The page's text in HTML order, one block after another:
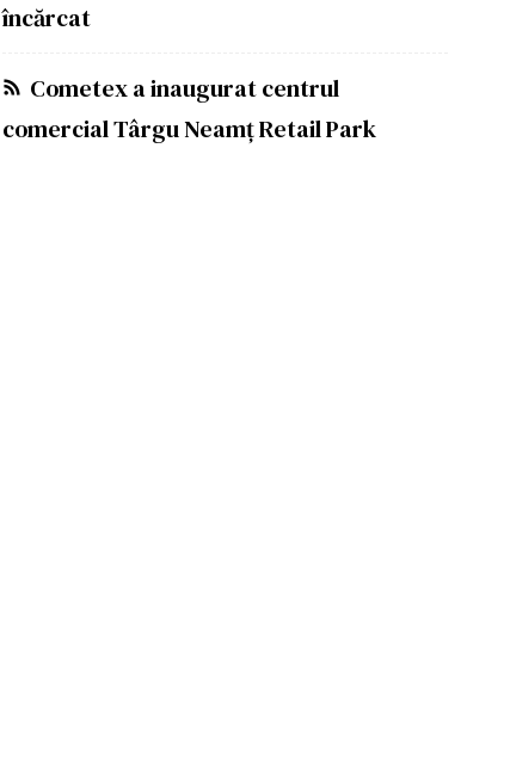
încărcat
Cometex a inaugurat centrul
comercial Târgu Neamț Retail Park